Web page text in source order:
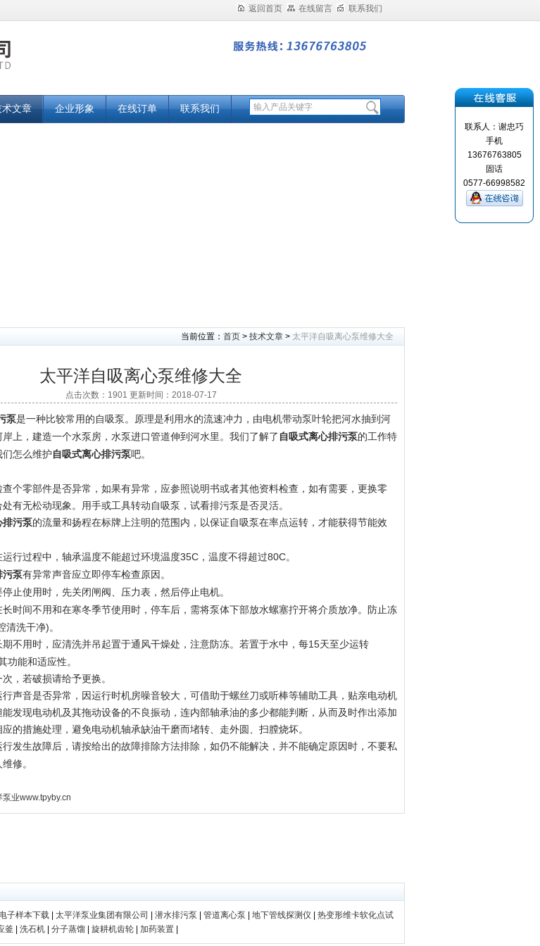
返回首页 在线留言 联系我们
术文章 企业形象 在线订单 联系我们
当前位置： 首页 > 技术文章 > 太平洋自吸离心泵维修大全
太平洋自吸离心泵维修大全
点击次数：1901 更新时间：2018-07-17
泵是一种比较常用的自吸泵。原理是利用水的流速冲力，由电机带动泵叶轮把河水抽到河
上，建造一个水泵房，水泵进口管道伸到河水里。我们了解了 自吸式离心排污泵的工作特
怎么维护自吸式离心排污泵吧。
个零部件是否异常，如果有异常，应参照说明书或者其他资料检查，如有需要，更换零
有无松动现象。用手或工具转动自吸泵，试看排污泵是否灵活。
排污泵的流量和扬程在标牌上注明的范围内，以保证自吸泵在率点运转，才能获得节能效
运行过程中，轴承温度不能超过环境温度35C，温度不得超过80C。
污泵有异常声音应立即停车检查原因。
停止使用时，先关闭闸阀、压力表，然后停止电机。
长时间不用和在寒冬季节使用时，停车后，需将泵体下部放水螺塞拧开将介质放净。防止冻
洗干净)。
期不用时，应清洗并吊起置于通风干燥处，注意防冻。若置于水中，每15天至少运转
功能和适应性。
，若破损请给予更换。
声音是否异常，因运行时机房噪音较大，可借助于螺丝刀或听棒等辅助工具，贴亲电动机
发现电动机及其拖动设备的不良振动，连内部轴承油的多少都能判断，从而及时作出添加
的措施处理，避免电动机轴承缺油干磨而堵转、走外圆、扫膛烧坏。
行发生故障后，请按给出的故障排除方法排除，如仍不能解决，并不能确定原因时，不要私
修。
业www.tpyby.cn
子样本下载 太平洋泵业集团有限公司 潜水排污泵 管道离心泵 地下管线探测仪
热变形维卡软化点试
釜 洗石机 分子蒸馏 旋耕机齿轮 加药装置
联系人：谢忠巧
手机
13676763805
固话
0577-66998582